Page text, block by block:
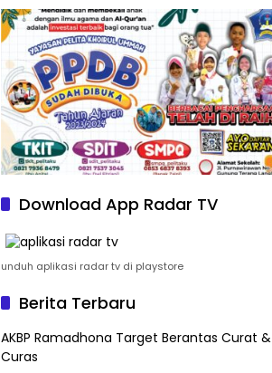
Download App Radar TV
unduh aplikasi radar tv di playstore
Berita Terbaru
AKBP Ramadhona Target Berantas Curat &
Curas